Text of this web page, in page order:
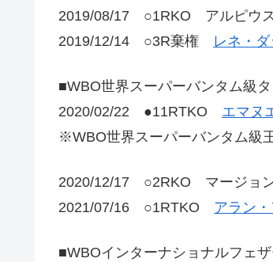
2019/08/17 ○1RKO アルピウ
2019/12/14 ○3R棄権 レネ・
■WBO世界スーパーバンタム級
2020/02/22 ●11RTKO エマヌ
※WBO世界スーパーバンタム級
2020/12/17 ○2RKO マージョ
2021/07/16 ○1RTKO アラン
■WBOインターナショナルフェ